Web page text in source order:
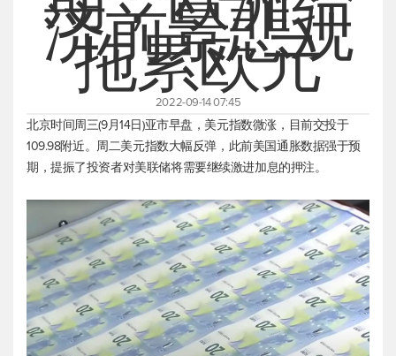
济前景悲观
拖累欧元
2022-09-14 07:45
北京时间周三(9月14日)亚市早盘， 美元指数微涨，目前交投于
109.98附近。周二美元指数大幅反弹，此前美国通胀数据强于预
期，提振了投资者对美联储将需要继续激进加息的押注。